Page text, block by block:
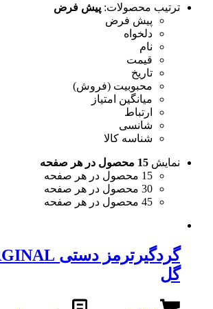
ترتیب محصولات: پیش فرض
پیش فرض
دلخواه
نام
قیمت
تاریخ
محبوبیت (فروش)
میانگین امتیاز
ارتباط
شانسی
شناسه کالا
نمایش 15 محصول در هر صفحه
15 محصول در هر صفحه
30 محصول در هر صفحه
45 محصول در هر صفحه
گل